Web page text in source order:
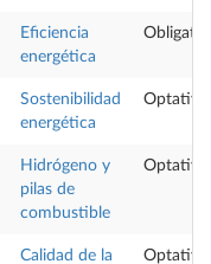
Eficiencia
energética
Sostenibilidad
energética
Optativa
Hidrógeno y
pilas de
combustible
Optativa
Calidad de la Optativa